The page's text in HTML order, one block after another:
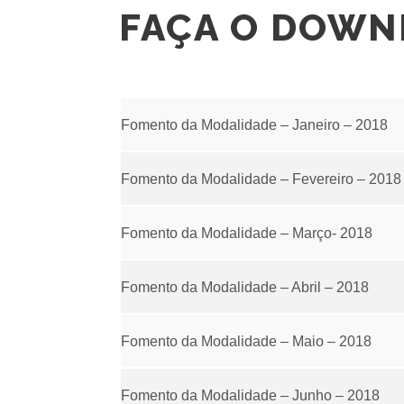
FAÇA O
Fomento da Modalidade – Janeiro – 2018
Fomento da Modalidade – Fevereiro – 2018
Fomento da Modalidade – Março- 2018
Fomento da Modalidade – Abril – 2018
Fomento da Modalidade – Maio – 2018
Fomento da Modalidade – Junho – 2018